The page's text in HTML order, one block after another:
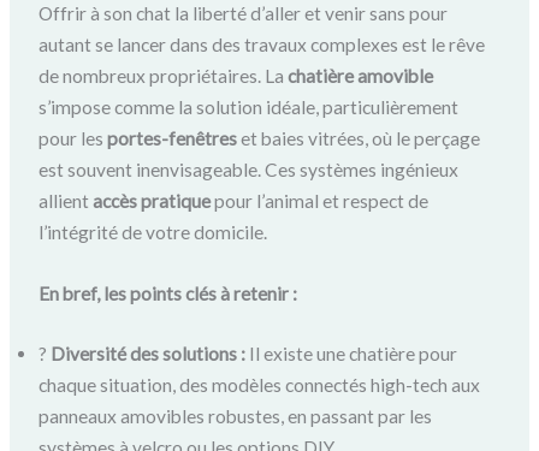
Offrir à son chat la liberté d’aller et venir sans pour
autant se lancer dans des travaux complexes est le rêve
de nombreux propriétaires. Lachatière amovible
s’impose comme la solution idéale, particulièrement
pour lesportes-fenêtreset baies vitrées, où le perçage
est souvent inenvisageable. Ces systèmes ingénieux
allientaccès pratiquepour l’animal et respect de
l’intégrité de votre domicile.
En bref, les points clés à retenir :
? Diversité des solutions : Il existe une chatière pour
chaque situation, des modèles connectés high-tech aux
panneaux amovibles robustes, en passant par les